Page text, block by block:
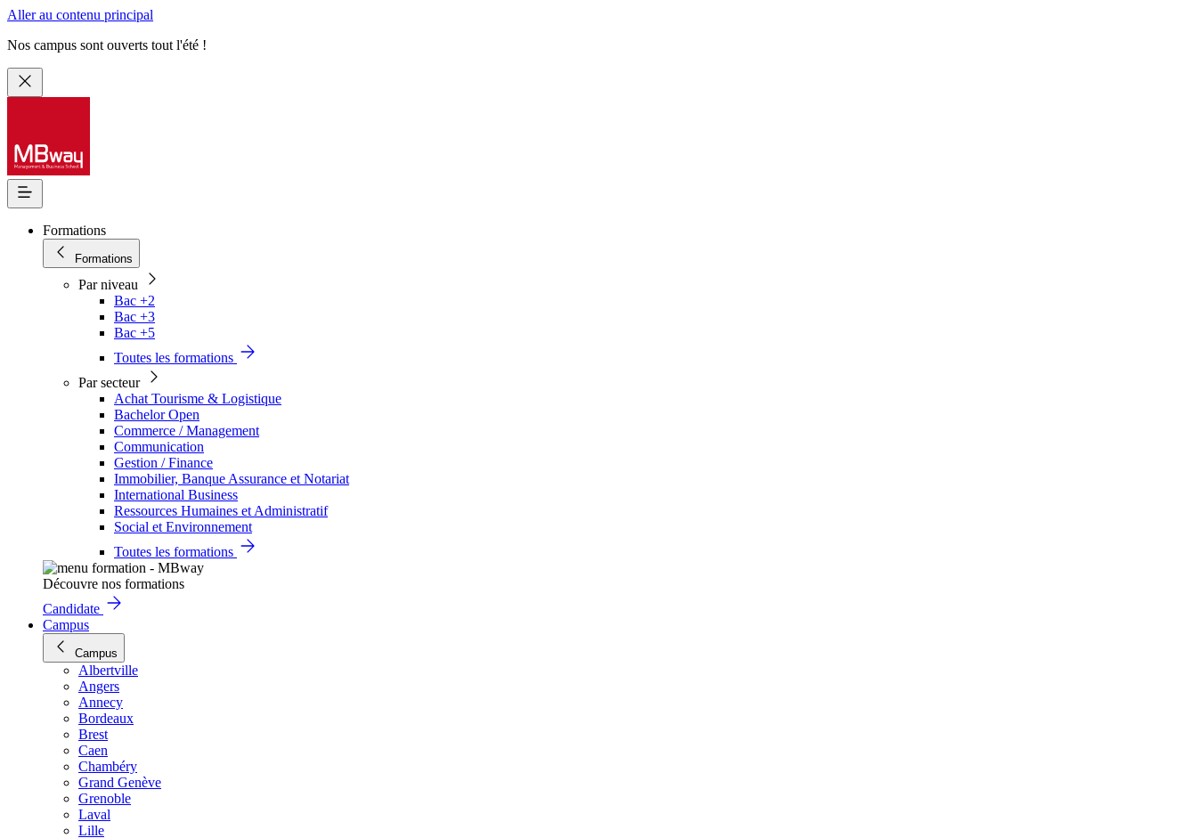
Aller au contenu principal
Nos campus sont ouverts tout l'été !
Formations
Formations
Par niveau
Bac +2
Bac +3
Bac +5
Toutes les formations
Par secteur
Achat Tourisme & Logistique
Bachelor Open
Commerce / Management
Communication
Gestion / Finance
Immobilier, Banque Assurance et Notariat
International Business
Ressources Humaines et Administratif
Social et Environnement
Toutes les formations
Découvre nos formations
Candidate
Campus
Campus
Albertville
Angers
Annecy
Bordeaux
Brest
Caen
Chambéry
Grand Genève
Grenoble
Laval
Lille